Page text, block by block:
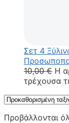
Σετ 4
10,00€ Η
τρέχουσα
Προβάλλονται